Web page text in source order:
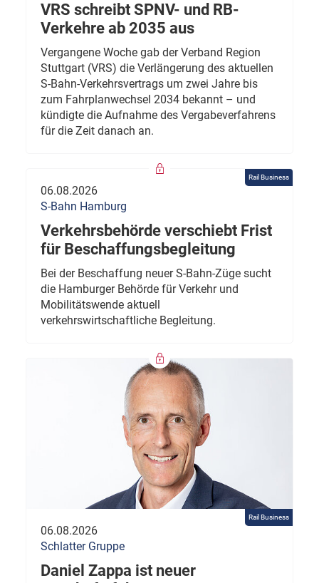
VRS schreibt SPNV- und RB-
Verkehre ab 2035 aus
Vergangene Woche gab der Verband Region
Stuttgart (VRS) die Verlängerung des aktuellen
S-Bahn-Verkehrsvertrags um zwei Jahre bis
zum Fahrplanwechsel 2034 bekannt – und
kündigte die Aufnahme des Vergabeverfahrens
für die Zeit danach an.
Rail Business
06.08.2026
S-Bahn Hamburg
Verkehrsbehörde verschiebt Frist
für Beschaffungsbegleitung
Bei der Beschaffung neuer S-Bahn-Züge sucht
die Hamburger Behörde für Verkehr und
Mobilitätswende aktuell
verkehrswirtschaftliche Begleitung.
Rail Business
06.08.2026
Schlatter Gruppe
Daniel Zappa ist neuer